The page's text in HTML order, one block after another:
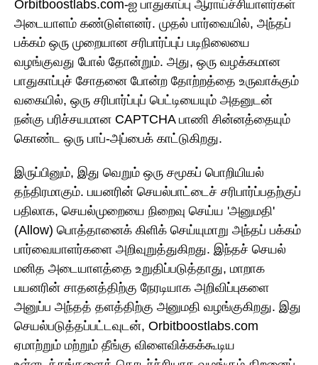
Orbitboostlabs.com-ஐ பாதுகாப்பு ஆராய்ச்சியாளர்கள்
அடையாளம் கண்டுள்ளனர். முதல் பார்வையில், அந்தப்
பக்கம் ஒரு முறையான சரிபார்ப்புப் படிநிலையை
வழங்குவது போல் தோன்றும். அது, ஒரு வழக்கமான
பாதுகாப்புச் சோதனை போன்ற தோற்றத்தை உருவாக்கும்
வகையில், ஒரு சரிபார்ப்புப் பெட்டியையும் அதனுடன்
நன்கு பரிச்சயமான CAPTCHA பாணி சின்னத்தையும்
கொண்ட ஒரு பாப்-அப்பைக் காட்டுகிறது.
இருப்பினும், இது வெறும் ஒரு சமூகப் பொறியியல்
தந்திரமாகும். பயனரின் செயல்பாட்டைச் சரிபார்ப்பதற்குப்
பதிலாக, செயல்முறையை நிறைவு செய்ய 'அனுமதி'
(Allow) பொத்தானைக் கிளிக் செய்யுமாறு அந்தப் பக்கம்
பார்வையாளர்களை அறிவுறுத்துகிறது. இந்தச் செயல்
மனித அடையாளத்தை உறுதிப்படுத்தாது, மாறாக
பயனரின் சாதனத்திற்கு நேரடியாக அறிவிப்புகளை
அனுப்ப அந்தத் தளத்திற்கு அனுமதி வழங்குகிறது. இது
செயல்படுத்தப்பட்டவுடன், Orbitboostlabs.com
ஏமாற்றும் மற்றும் தீங்கு விளைவிக்கக்கூடிய